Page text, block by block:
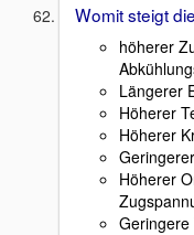
Womit steigt
höherer
Längerer
Höherer
Höherer
Höherer
Geringere